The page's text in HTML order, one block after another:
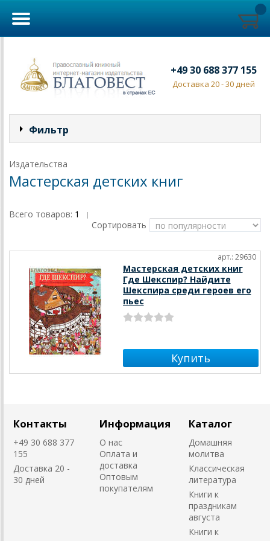
+49 30 688 377 155
Доставка 20 - 30 дней
Фильтр
Издательства
Мастерская детских книг
Всего товаров: 1 |
Сортировать
арт.: 29630
Мастерская детских книг
Где Шекспир? Найдите
Шекспира среди героев его
пьес
Контакты
+49 30 688 377
155
Доставка 20 -
30 дней
Информация
О нас
Оплата и
доставка
Оптовым
покупателям
Каталог
Домашняя
молитва
Классическая
литература
Книги к
праздникам
августа
Книги к